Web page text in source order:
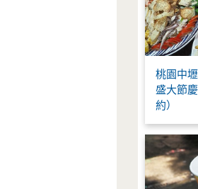
桃園中
盛大節
約）